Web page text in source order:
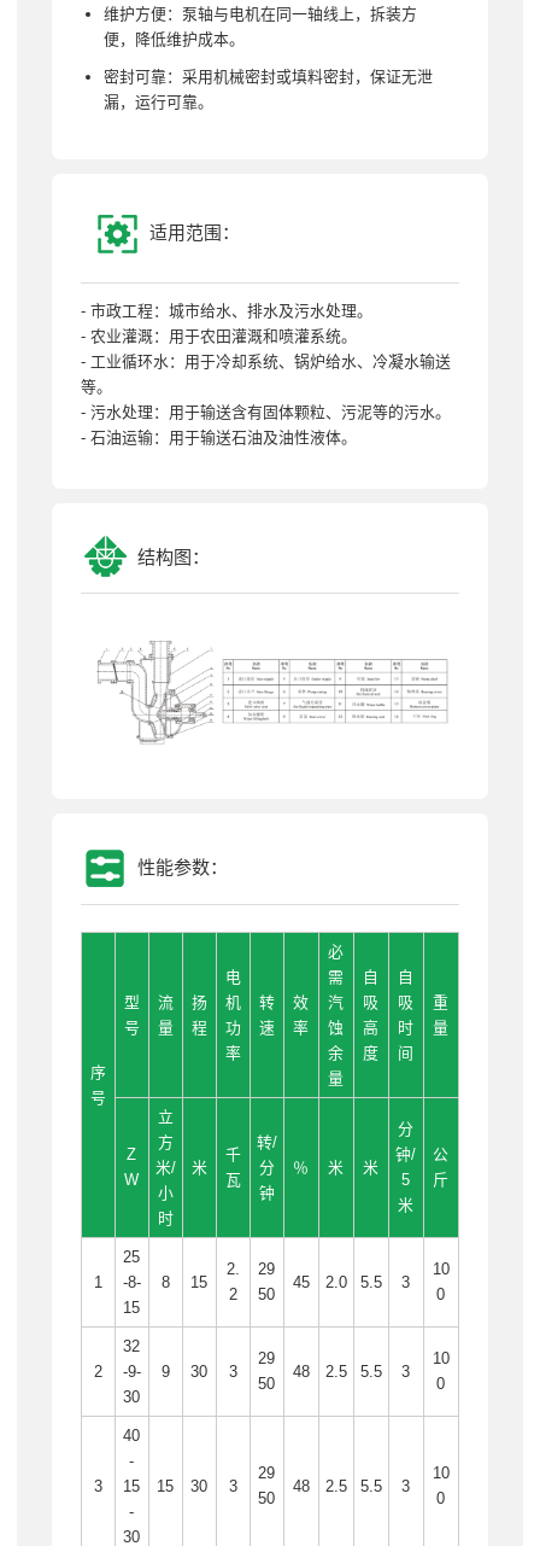
维护方便：泵轴与电机在同一轴线上，拆装方
便，降低维护成本。
密封可靠：采用机械密封或填料密封，保证无泄
漏，运行可靠。
适用范围：
- 市政工程：城市给水、排水及污水处理。
- 农业灌溉：用于农田灌溉和喷灌系统。
- 工业循环水：用于冷却系统、锅炉给水、冷凝水输送
等。
- 污水处理：用于输送含有固体颗粒、污泥等的污水。
- 石油运输：用于输送石油及油性液体。
结构图：
性能参数：
序
号
型
号
流
量
扬
程
电
机
功
率
转
速
效
率
必
需
汽
蚀
余
量
自
吸
高
度
自
吸
时
间
重
量
Z
W
立
方
米/
小
时
米
千
瓦
转/
分
钟
％ 米 米
分
钟/
5
米
公
斤
1
25
-8-
15
8 15
2.
2
29
50
45 2.0 5.5 3
10
0
2
32
-9-
30
9 30 3
29
50
48 2.5 5.5 3
10
0
3
40
-
15
-
30
15 30 3
29
50
48 2.5 5.5 3
10
0